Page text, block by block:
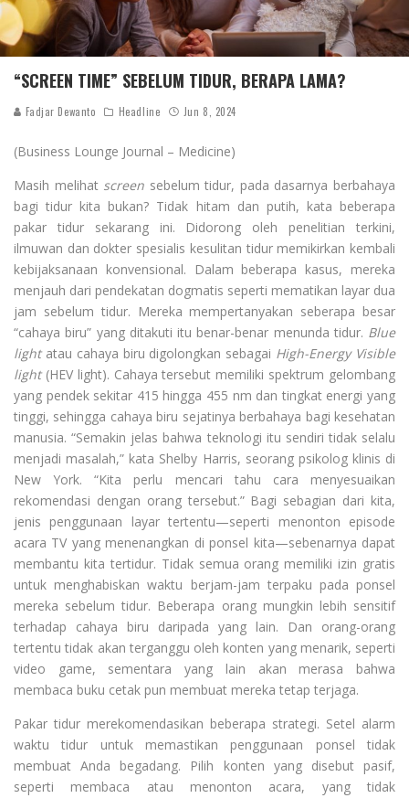
“SCREEN TIME” SEBELUM TIDUR, BERAPA LAMA?
Fadjar Dewanto Headline Jun 8, 2024
(Business Lounge Journal – Medicine)
Masih melihat screen sebelum tidur, pada dasarnya berbahaya
bagi tidur kita bukan? Tidak hitam dan putih, kata beberapa
pakar tidur sekarang ini. Didorong oleh penelitian terkini,
ilmuwan dan dokter spesialis kesulitan tidur memikirkan kembali
kebijaksanaan konvensional. Dalam beberapa kasus, mereka
menjauh dari pendekatan dogmatis seperti mematikan layar dua
jam sebelum tidur. Mereka mempertanyakan seberapa besar
“cahaya biru” yang ditakuti itu benar-benar menunda tidur. Blue
lightatau cahaya biru digolongkan sebagai High-Energy Visible
light(HEV light). Cahaya tersebut memiliki spektrum gelombang
yang pendek sekitar 415 hingga 455 nm dan tingkat energi yang
tinggi, sehingga cahaya biru sejatinya berbahaya bagi kesehatan
manusia. “Semakin jelas bahwa teknologi itu sendiri tidak selalu
menjadi masalah,” kata Shelby Harris, seorang psikolog klinis di
New York. “Kita perlu mencari tahu cara menyesuaikan
rekomendasi dengan orang tersebut.” Bagi sebagian dari kita,
jenis penggunaan layar tertentu—seperti menonton episode
acara TV yang menenangkan di ponsel kita—sebenarnya dapat
membantu kita tertidur. Tidak semua orang memiliki izin gratis
untuk menghabiskan waktu berjam-jam terpaku pada ponsel
mereka sebelum tidur. Beberapa orang mungkin lebih sensitif
terhadap cahaya biru daripada yang lain. Dan orang-orang
tertentu tidak akan terganggu oleh konten yang menarik, seperti
video game, sementara yang lain akan merasa bahwa
membaca buku cetak pun membuat mereka tetap terjaga.
Pakar tidur merekomendasikan beberapa strategi. Setel alarm
waktu tidur untuk memastikan penggunaan ponsel tidak
membuat Anda begadang. Pilih konten yang disebut pasif,
seperti membaca atau menonton acara, yang tidak